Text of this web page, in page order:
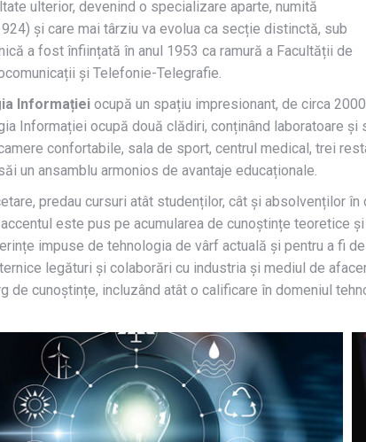
ulterior, devenind o specializare aparte, numită
și care mai târziu va evolua ca secție distinctă, sub
a fost înființată în anul 1953 ca ramură a Facultății de
și Telefonie-Telegrafie.
Informației ocupă un spațiu impresionant, de circa
Informației ocupă două clădiri, conținând laboratoare
confortabile, sala de sport, centrul medical, trei
un ansamblu armonios de avantaje educaționale.
predau cursuri atât studenților, cât și absolvenților
este pus pe acumularea de cunoștințe teoretice
impuse de tehnologia de vârf actuală și pentru a fi
legături și colaborări cu industria și mediul de
de cunoștințe, incluzând atât o calificare în domeniul